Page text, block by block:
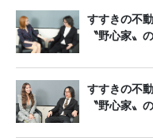
すすきの不
〝野心家〟
すすきの不
〝野心家〟